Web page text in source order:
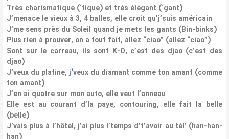
Très charismatique (‘tique) et très élégant (‘gant)
J’menace le vieux à 3, 4 balles, elle croit qu’j’suis américain
J’me sens près du Soleil quand je mets les gants (Bin-binks)
Plus rien à prouver, on a tout fait, allez “ciao” (allez “ciao”)
Sont sur le carreau, ils sont K-O, c’est des djao (c’est des
djao)
J’veux du platine, j‘veux du diamant comme ton amant (comme
ton amant)
J’en ai quatre sur mon auto, elle veut l’anneau
Elle est au courant d’la paye, contouring, elle fait la belle
(belle)
J’vais plus à l’hôtel, j’ai plus l’temps d’t’avoir au tél’ (han-han-
han)